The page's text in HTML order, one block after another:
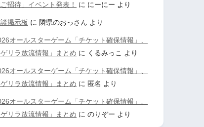
招待」イベント発表！
に にーにー より
掲示板 に 隣県のおっさん より
オールスターゲーム「チケット確保情報」、
ゲリラ放流情報」まとめ に くるみっこ より
オールスターゲーム「チケット確保情報」、
ゲリラ放流情報」まとめ に 匿名 より
オールスターゲーム「チケット確保情報」、
ゲリラ放流情報」まとめ に のりぞー より